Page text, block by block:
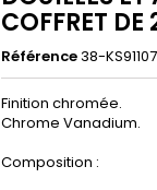
COFFRET DE
Référence38-
Finition chromée.
Chrome Vanadium.
Composition :